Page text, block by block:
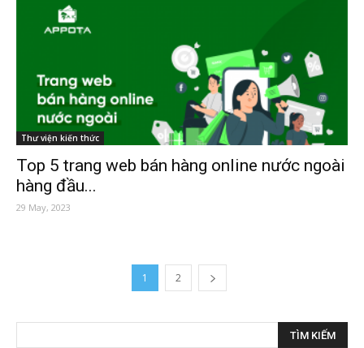
Thư viện kiến thức
Top 5 trang web bán hàng online nước ngoài
hàng đầu...
29 May, 2023
1 2